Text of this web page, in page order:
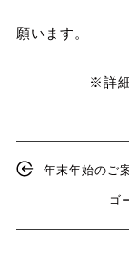
※請求書
願います。
※詳細は営
年末年始のご
ゴ